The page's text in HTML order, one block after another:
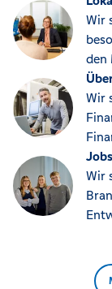
Wir
den
Wir
Wir